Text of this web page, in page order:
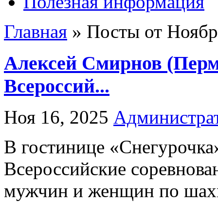
Главная » Посты от
Алексей Смирнов
Всероссий...
Ноя 16, 2025
В гостинице
Всероссийские
мужчин и женщин по